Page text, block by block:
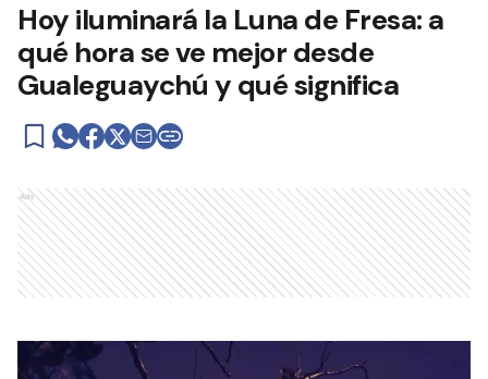
Hoy iluminará la Luna de Fresa: a
qué hora se ve mejor desde
Gualeguaychú y qué significa
Ads